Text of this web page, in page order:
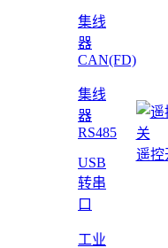
集线
器
CAN(FD)
集线
器
RS485
USB
转串
口
工业
遥控